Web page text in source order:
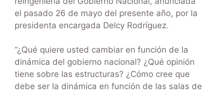
el pasado 26 de mayo del presente año, por la
presidenta encargada Delcy Rodríguez.
“¿Qué quiere usted cambiar en función de la
dinámica del gobierno nacional? ¿Qué opinión
tiene sobre las estructuras? ¿Cómo cree que
debe ser la dinámica en función de las salas de